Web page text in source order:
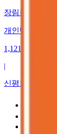
장림동
개인택시 사하
1,121
|
신평1동